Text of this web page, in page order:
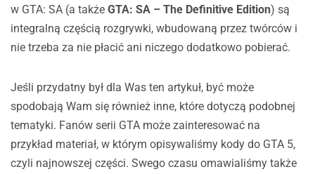
w GTA: SA (a także GTA: SA – The Definitive Edition) są
integralną częścią rozgrywki, wbudowaną przez twórców i
nie trzeba za nie płacić ani niczego dodatkowo pobierać.
Jeśli przydatny był dla Was ten artykuł, być może
spodobają Wam się również inne, które dotyczą podobnej
tematyki. Fanów serii GTA może zainteresować na
przykład materiał, w którym opisywaliśmy kody do GTA 5,
czyli najnowszej części. Swego czasu omawialiśmy także